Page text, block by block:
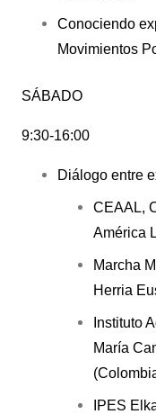
Conociendo
Movimientos
SÁBADO
9:30-16:00
Diálogo entre
CEAAL,
América
Marcha
Herria
Instituto
María
IPES